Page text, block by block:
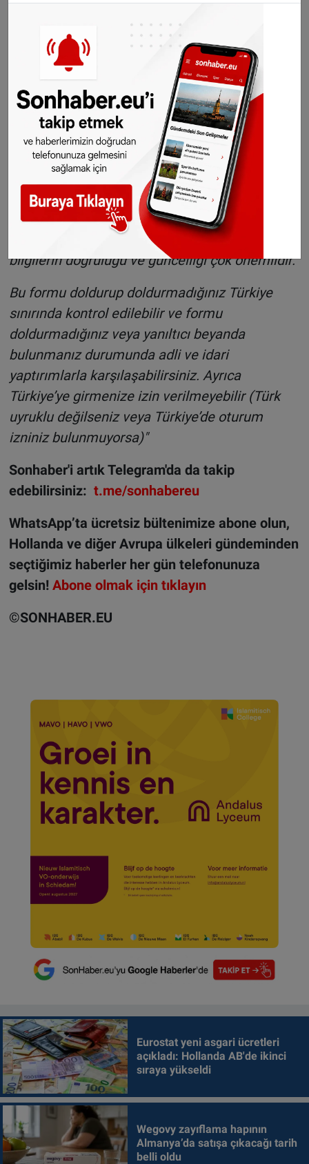
Bu web sitesinde yer alan bilgilerin; Türkiye'de
kalacağınız süre boyunca Covid-19 pandemisi
ile ilgili size sağlıklı bilgi aktarabilmek, sizin ve
sevdiklerinizin sağlığını koruyabilmek adına
doldurulması gerekmektedir. Doldurulan bilgiler
ile otomatik olarak şahsınıza özel HES Kodu
oluşturulacak ve oluşturulan HES Kodu
sayesinde sizin ya da seyahatiniz ve
konaklamanız sırasında temas ettiğiniz
kişilerin Covid-19 hastası veya temaslısı olması
durumunda size ulaşabileceğiz. Bu sebeple
bilgilerin doğruluğu ve güncelliği çok önemlidir.
Bu formu doldurup doldurmadığınız Türkiye
sınırında kontrol edilebilir ve formu
doldurmadığınız veya yanıltıcı beyanda
bulunmanız durumunda adli ve idari
yaptırımlarla karşılaşabilirsiniz. Ayrıca
Türkiye’ye girmenize izin verilmeyebilir (Türk
uyruklu değilseniz veya Türkiye’de oturum
izniniz bulunmuyorsa)"
Sonhaber'i artık Telegram'da da takip
edebilirsiniz: t.me/sonhabereu
WhatsApp’ta ücretsiz bültenimize abone olun,
Hollanda ve diğer Avrupa ülkeleri gündeminden
seçtiğimiz haberler her gün telefonunuza
gelsin! Abone olmak için tıklayın
©️SONHABER.EU
Eurostat yeni asgari ücretleri
açıkladı: Hollanda AB'de ikinci
sıraya yükseldi
Wegovy zayıflama hapının
Almanya’da satışa çıkacağı tarih
belli oldu